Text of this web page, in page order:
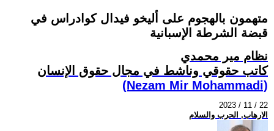
متهمون بالهجوم على أليخو فيدال كوادراس في
قبضة الشرطة الإسبانية
نظام مير محمدي
كاتب حقوقي وناشط في مجال حقوق الإنسان
(Nezam Mir Mohammadi)
2023 / 11 / 22
الارهاب, الحرب والسلام